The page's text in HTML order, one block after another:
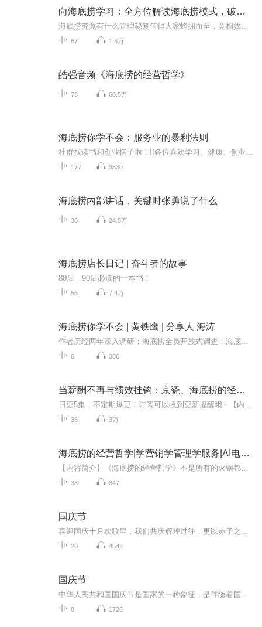
向海底捞学习：全方位解读海底捞模式，破译成功密码，创业者内参
67 1.3万
皓强音频《海底捞的经营哲学》
73 68.5万
海底捞你学不会：服务业的暴利法则
177 3530
海底捞内部讲话，关键时张勇说了什么
36 24.5万
海底捞店长日记 | 奋斗者的故事
80后，90后必读的一本书！
55 7.4万
海底捞你学不会 | 黄铁鹰 | 分享人 海涛
6 386
当薪酬不再与绩效挂钩：京瓷、海底捞的经营机制
36 3万
海底捞的经营哲学|学营销学管理学服务|AI电子书
38 847
国庆节
20 4542
国庆节
8 1726